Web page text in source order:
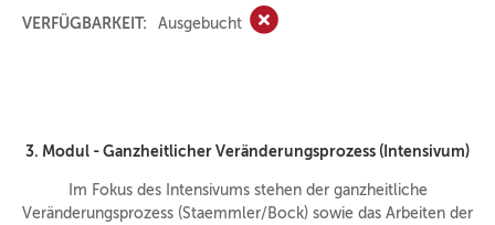
VERFÜGBARKEIT:
Ausgebucht Ausgebucht
3. Modul - Ganzheitlicher Veränderungsprozess (Intensivum)
Im Fokus des Intensivums stehen der ganzheitliche
Veränderungsprozess (Staemmler/Bock) sowie das Arbeiten der